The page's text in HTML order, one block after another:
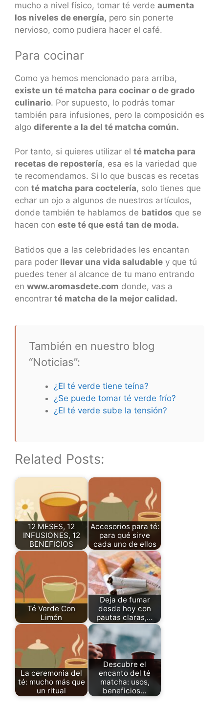
mucho a nivel físico, tomar té verde aumenta
los niveles de energía, pero sin ponerte
nervioso, como pudiera hacer el café.
Para cocinar
Como ya hemos mencionado para arriba,
existe un té matcha para cocinar o de grado
culinario. Por supuesto, lo podrás tomar
también para infusiones, pero la composición es
algo diferente a la del té matcha común.
Por tanto, si quieres utilizar el té matcha para
recetas de repostería, esa es la variedad que
te recomendamos. Si lo que buscas es recetas
con té matcha para coctelería, solo tienes que
echar un ojo a algunos de nuestros artículos,
donde también te hablamos de batidos que se
hacen con este té que está tan de moda.
Batidos que a las celebridades les encantan
para poder llevar una vida saludable y que tú
puedes tener al alcance de tu mano entrando
en www.aromasdete.com donde, vas a
encontrar té matcha de la mejor calidad.
También en nuestro blog
“Noticias”:
¿El té verde tiene teína?
¿Se puede tomar té verde frío?
¿El té verde sube la tensión?
Related Posts:
12 MESES, 12
INFUSIONES, 12
BENEFICIOS
Accesorios para té:
para qué sirve
cada uno de ellos
Té Verde Con
Limón
Deja de fumar
desde hoy con
pautas claras,…
La ceremonia del
té: mucho más que
un ritual
Descubre el
encanto del té
matcha: usos,
beneficios…